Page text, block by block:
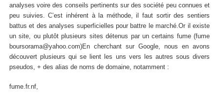
analyses voire des conseils pertinents sur des société peu connues et
peu suivies. C’est inhérent à la méthode, il faut sortir des sentiers
battus et des analyses superficielles pour battre le marché.Or il existe
un site, ou plutôt plusieurs sites détenus par un certains fume (fume
boursorama@yahoo.com)En cherchant sur Google, nous en avons
découvert plusieurs qui se lient les uns vers les autres sous divers
pseudos, + des alias de noms de domaine, notamment :
fume.fr.nf,